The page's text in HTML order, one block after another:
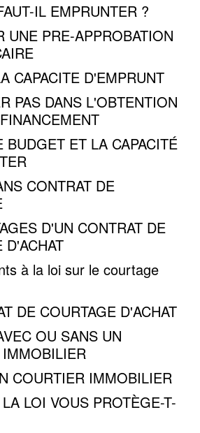
IL EMPRUNTER ?
UNE PRE-APPROBATION
CAPACITE D'EMPRUNT
PAS DANS L'OBTENTION
BUDGET ET LA CAPACITÉ
CONTRAT DE
D'UN CONTRAT DE
D'ACHAT
à la loi sur le courtage
DE COURTAGE D'ACHAT
OU SANS UN
COURTIER IMMOBILIER
LOI VOUS PROTÈGE-T-